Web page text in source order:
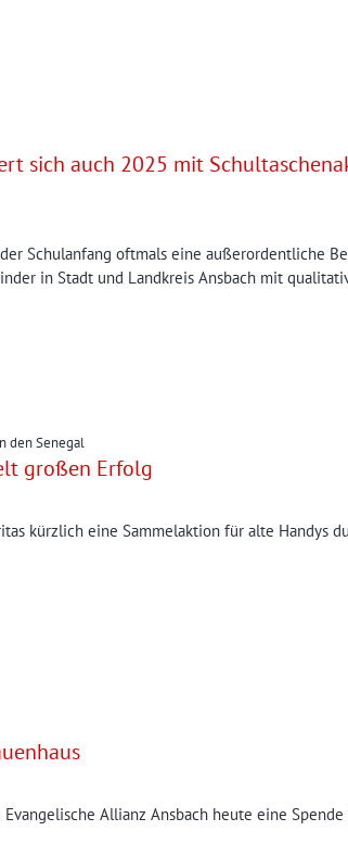
sich auch 2025 mit
Schulanfang oftmals eine außerordentliche
in Stadt und Landkreis Ansbach mit
den Senegal
großen Erfolg
kürzlich eine Sammelaktion für alte Handys
Allianz Ansbach heute eine